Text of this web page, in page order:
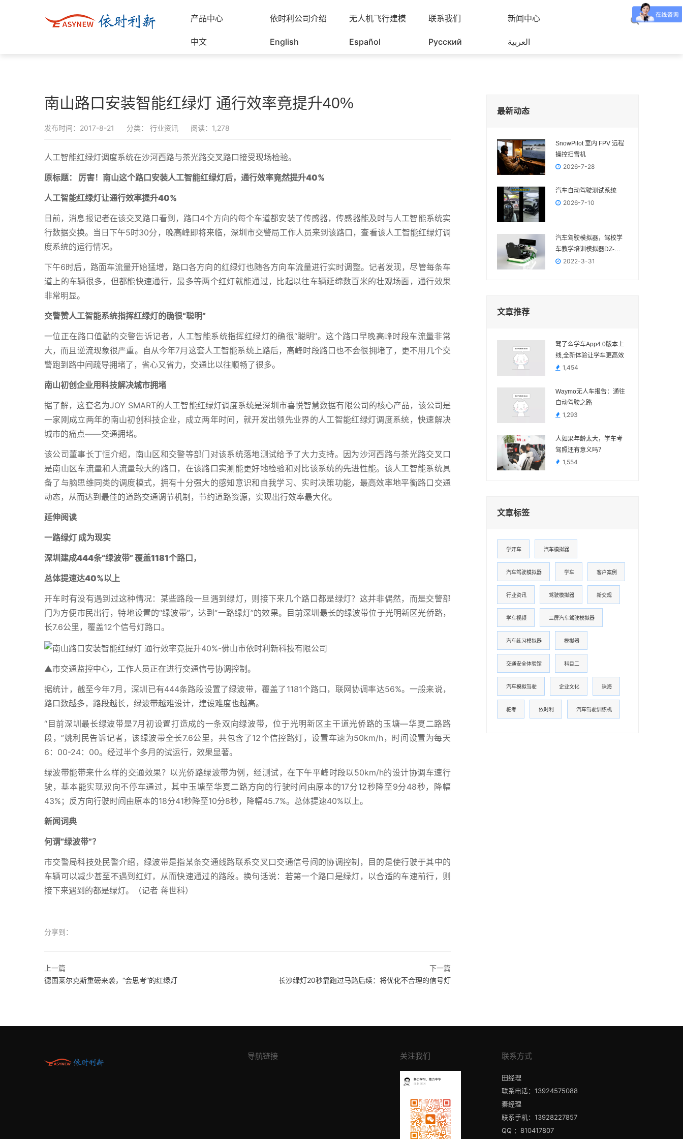
产品中心 依时利公司介绍 无人机飞行建模 联系我们 新闻中心
中文 English Español Русский العربية
南山路口安装智能红绿灯 通行效率竟提升40%
发布时间：2017-8-21 分类： 行业资讯 阅读：1,278
人工智能红绿灯调度系统在沙河西路与茶光路交叉路口接受现场检验。
原标题： 厉害！南山这个路口安装人工智能红绿灯后，通行效率竟然提升40%
人工智能红绿灯让通行效率提升40%
日前，消息报记者在该交叉路口看到，路口4个方向的每个车道都安装了传感器，传感器能及时与人工智能系统实
行数据交换。当日下午5时30分，晚高峰即将来临，深圳市交警局工作人员来到该路口，查看该人工智能红绿灯调
度系统的运行情况。
下午6时后，路面车流量开始猛增，路口各方向的红绿灯也随各方向车流量进行实时调整。记者发现，尽管每条车
道上的车辆很多，但都能快速通行，最多等两个红灯就能通过，比起以往车辆延绵数百米的壮观场面，通行效果
非常明显。
交警赞人工智能系统指挥红绿灯的确很“聪明”
一位正在路口值勤的交警告诉记者，人工智能系统指挥红绿灯的确很“聪明”。这个路口早晚高峰时段车流量非常
大，而且逆流现象很严重。自从今年7月这套人工智能系统上路后，高峰时段路口也不会很拥堵了，更不用几个交
警跑到路中间疏导拥堵了，省心又省力，交通比以往顺畅了很多。
南山初创企业用科技解决城市拥堵
据了解，这套名为JOY SMART的人工智能红绿灯调度系统是深圳市喜悦智慧数据有限公司的核心产品，该公司是
一家刚成立两年的南山初创科技企业，成立两年时间，就开发出领先业界的人工智能红绿灯调度系统，快速解决
城市的痛点——交通拥堵。
该公司董事长丁恒介绍，南山区和交警等部门对该系统落地测试给予了大力支持。因为沙河西路与茶光路交叉口
是南山区车流量和人流量较大的路口，在该路口实测能更好地检验和对比该系统的先进性能。该人工智能系统具
备了与脑思维同类的调度模式，拥有十分强大的感知意识和自我学习、实时决策功能，最高效率地平衡路口交通
动态，从而达到最佳的道路交通调节机制，节约道路资源，实现出行效率最大化。
延伸阅读
一路绿灯 成为现实
深圳建成444条“绿波带” 覆盖1181个路口，
总体提速达40%以上
开车时有没有遇到过这种情况：某些路段一旦遇到绿灯，则接下来几个路口都是绿灯？这并非偶然，而是交警部
门为方便市民出行，特地设置的“绿波带”，达到“一路绿灯”的效果。目前深圳最长的绿波带位于光明新区光侨路，
长7.6公里，覆盖12个信号灯路口。
▲市交通监控中心，工作人员正在进行交通信号协调控制。
据统计，截至今年7月，深圳已有444条路段设置了绿波带，覆盖了1181个路口，联网协调率达56%。一般来说，
路口数越多，路段越长，绿波带越难设计，建设难度也越高。
“目前深圳最长绿波带是7月初设置打造成的一条双向绿波带，位于光明新区主干道光侨路的玉塘—华夏二路路
段，”姚利民告诉记者，该绿波带全长7.6公里，共包含了12个信控路灯，设置车速为50km/h，时间设置为每天
6：00-24：00。经过半个多月的试运行，效果显著。
绿波带能带来什么样的交通效果？以光侨路绿波带为例，经测试，在下午平峰时段以50km/h的设计协调车速行
驶，基本能实现双向不停车通过，其中玉塘至华夏二路方向的行驶时间由原本的17分12秒降至9分48秒，降幅
43%；反方向行驶时间由原本的18分41秒降至10分8秒，降幅45.7%。总体提速40%以上。
新闻词典
何谓“绿波带”？
市交警局科技处民警介绍，绿波带是指某条交通线路联系交叉口交通信号间的协调控制，目的是使行驶于其中的
车辆可以减少甚至不遇到红灯，从而快速通过的路段。换句话说：若第一个路口是绿灯，以合适的车速前行，则
接下来遇到的都是绿灯。（记者 蒋世科）
分享到：
上一篇
德国莱尔克斯重磅来袭，“会思考”的红绿灯
下一篇
长沙绿灯20秒靠跑过马路后续：将优化不合理的信号灯
最新动态
SnowPilot 室内 FPV 远程
操控扫雪机
2026-7-28
汽车自动驾驶测试系统
2026-7-10
汽车驾驶模拟器，驾校学
车教学培训模拟器DZ-
20222022-3-31
文章推荐
驾了么学车App4.0版本上
线,全新体验让学车更高效
1,454
Waymo无人车报告：通往
自动驾驶之路
1,293
人如果年龄太大，学车考
驾照还有意义吗？
1,554
文章标签
学开车 汽车模拟器
汽车驾驶模拟器 学车 客户案例
行业资讯 驾驶模拟器 新交规
学车视频 三屏汽车驾驶模拟器
汽车练习模拟器 模拟器
交通安全体验馆 科目二
汽车模拟驾驶 企业文化 珠海
桩考 依时利 汽车驾驶训练机
导航链接 关注我们 联系方式
田经理
联系电话：13924575088
秦经理
联系手机：13928227857
QQ ：810417807